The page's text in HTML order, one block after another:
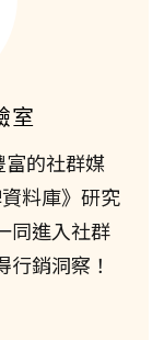
室
的社群媒
料庫》研究
同進入社群
銷洞察！